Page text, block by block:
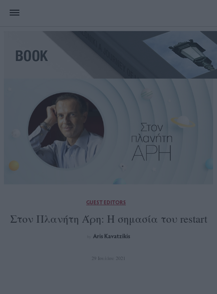
GUEST EDITORS
Στον Πλανήτη Άρη: H σημασία του restart
Aris Kavatzikis
29 Ιουλίου 2021